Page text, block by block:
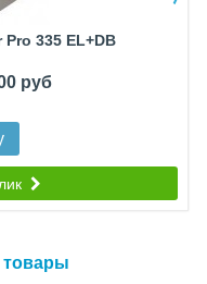
335 EL+DB
руб